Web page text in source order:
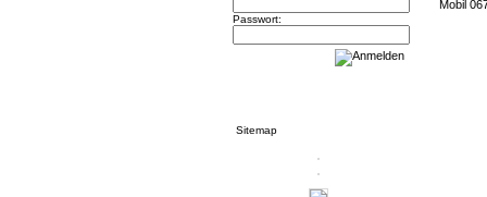
Passwort:
Sitemap
Mobil